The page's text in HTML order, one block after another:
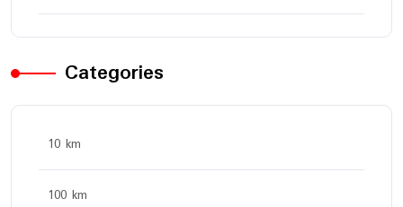
Categories
10 km
100 km